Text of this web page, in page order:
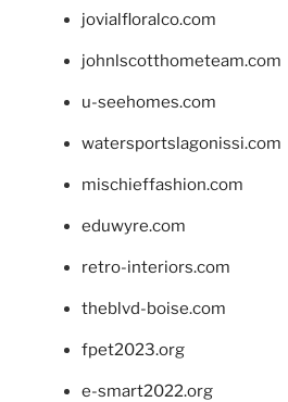
jovialfloralco.com
johnlscotthometeam.com
u-seehomes.com
watersportslagonissi.com
mischieffashion.com
eduwyre.com
retro-interiors.com
theblvd-boise.com
fpet2023.org
e-smart2022.org